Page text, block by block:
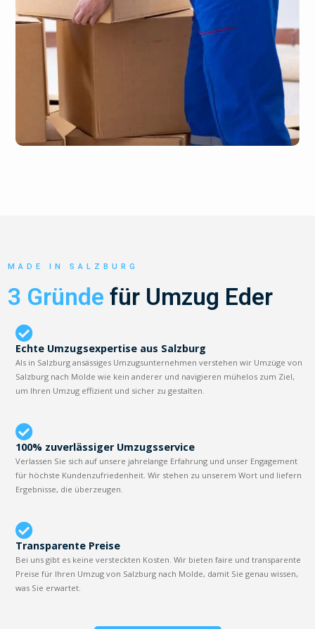
MADE IN SALZBURG
3 Gründe für Umzug Eder
Echte Umzugsexpertise aus Salzburg
Als in Salzburg ansässiges Umzugsunternehmen verstehen wir Umzüge von
Salzburg nach Molde wie kein anderer und navigieren mühelos zum Ziel,
um Ihren Umzug effizient und sicher zu gestalten.
100% zuverlässiger Umzugsservice
Verlassen Sie sich auf unsere jahrelange Erfahrung und unser Engagement
für höchste Kundenzufriedenheit. Wir stehen zu unserem Wort und liefern
Ergebnisse, die überzeugen.
Transparente Preise
Bei uns gibt es keine versteckten Kosten. Wir bieten faire und transparente
Preise für Ihren Umzug von Salzburg nach Molde, damit Sie genau wissen,
was Sie erwartet.